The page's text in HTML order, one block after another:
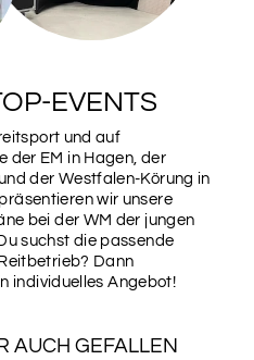
EVENTS
und auf
der EM in Hagen, der
der Westfalen-Körung in
wir unsere
bei der WM der jungen
suchst die passende
Dann
individuelles Angebot!
AUCH GEFALLEN